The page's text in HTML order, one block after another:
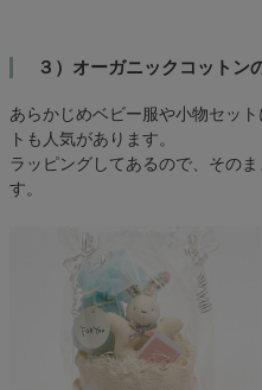
３）オーガニックコットン
あらかじめベビー服や小物セッ
トも人気があります。
ラッピングしてあるので、その
す。